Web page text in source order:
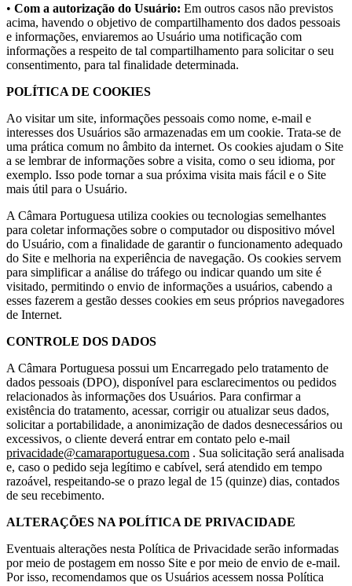
• Com a autorização do Usuário: Em outros casos não previstos
acima, havendo o objetivo de compartilhamento dos dados pessoais
e informações, enviaremos ao Usuário uma notificação com
informações a respeito de tal compartilhamento para solicitar o seu
consentimento, para tal finalidade determinada.
POLÍTICA DE COOKIES
Ao visitar um site, informações pessoais como nome, e-mail e
interesses dos Usuários são armazenadas em um cookie. Trata-se de
uma prática comum no âmbito da internet. Os cookies ajudam o Site
a se lembrar de informações sobre a visita, como o seu idioma, por
exemplo. Isso pode tornar a sua próxima visita mais fácil e o Site
mais útil para o Usuário.
A Câmara Portuguesa utiliza cookies ou tecnologias semelhantes
para coletar informações sobre o computador ou dispositivo móvel
do Usuário, com a finalidade de garantir o funcionamento adequado
do Site e melhoria na experiência de navegação. Os cookies servem
para simplificar a análise do tráfego ou indicar quando um site é
visitado, permitindo o envio de informações a usuários, cabendo a
esses fazerem a gestão desses cookies em seus próprios navegadores
de Internet.
CONTROLE DOS DADOS
A Câmara Portuguesa possui um Encarregado pelo tratamento de
dados pessoais (DPO), disponível para esclarecimentos ou pedidos
relacionados às informações dos Usuários. Para confirmar a
existência do tratamento, acessar, corrigir ou atualizar seus dados,
solicitar a portabilidade, a anonimização de dados desnecessários ou
excessivos, o cliente deverá entrar em contato pelo e-mail
privacidade@camaraportuguesa.com . Sua solicitação será analisada
e, caso o pedido seja legítimo e cabível, será atendido em tempo
razoável, respeitando-se o prazo legal de 15 (quinze) dias, contados
de seu recebimento.
ALTERAÇÕES NA POLÍTICA DE PRIVACIDADE
Eventuais alterações nesta Política de Privacidade serão informadas
por meio de postagem em nosso Site e por meio de envio de e-mail.
Por isso, recomendamos que os Usuários acessem nossa Política